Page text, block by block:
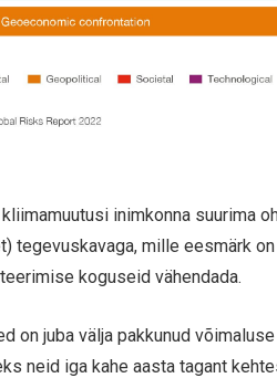
inimkonna suurima
tegevuskavaga, mille eesmärk
koguseid vähendada.
on juba välja pakkunud
neid iga kahe aasta tagant